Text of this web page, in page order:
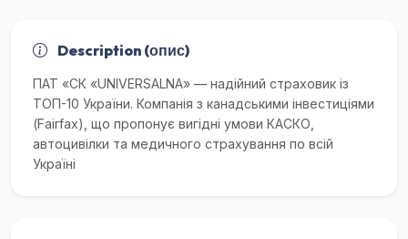
Description (опис)
ПАТ «СК «UNIVERSALNA» — надійний страховик із
ТОП-10 України. Компанія з канадськими інвестиціями
(Fairfax), що пропонує вигідні умови КАСКО,
автоцивілки та медичного страхування по всій
Україні